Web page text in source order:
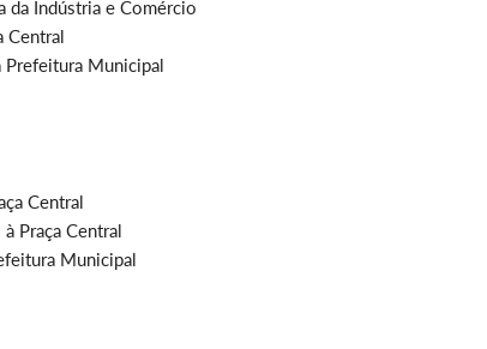
da Indústria e Comércio
Central
Prefeitura Municipal
Central
Praça Central
Municipal